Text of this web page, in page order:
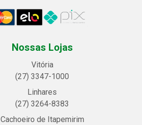
Nossas Lojas
Vitória
(27) 3347-1000
Linhares
(27) 3264-8383
Cachoeiro de Itapemirim